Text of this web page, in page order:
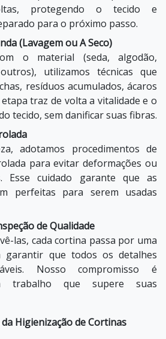
protegendo o tecido e
para o próximo passo.
(Lavagem ou A Seco)
o material (seda, algodão,
utilizamos técnicas que
resíduos acumulados, ácaros
traz de volta a vitalidade e o
tecido, sem danificar suas fibras.
adotamos procedimentos de
para evitar deformações ou
Esse cuidado garante que as
perfeitas para serem usadas
de Qualidade
las, cada cortina passa por uma
garantir que todos os detalhes
Nosso compromisso é
trabalho que supere suas
Higienização de Cortinas